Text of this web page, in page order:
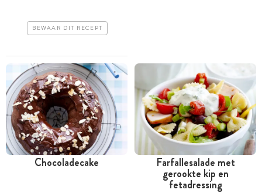
BEWAAR DIT RECEPT
Chocoladecake Farfallesalade met
gerookte kip en
fetadressing